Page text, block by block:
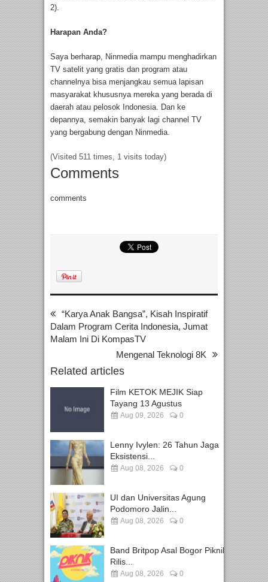
2).
Harapan Anda?
Saya berharap, Ninmedia mampu menghadirkan
TV satelit yang gratis dan program atau
channelnya bisa menjangkau semua lapisan
masyarakat khususnya mereka yang berada di
daerah atau pelosok Indonesia. Dan ke
depannya, semakin banyak lagi channel TV
yang bergabung dengan Ninmedia.
(Visited 511 times, 1 visits today)
Comments
comments
“Karya Anak Bangsa”, Kisah Inspiratif
Dalam Program Cerita Indonesia, Jumat
Malam Ini Di KompasTV
Mengenal Teknologi 8K
Related articles
Film KETOK MEJIK Siap
Tayang 13 Agustus
Aug 09, 2026 0
Lenny Ivylen: 26 Tahun Jaga
Eksistensi...
Aug 08, 2026 0
UI dan Universitas Agung
Podomoro Jalin...
Aug 08, 2026 0
Band Britpop Asal Bogor Piknik
Rilis...
Aug 08, 2026 0